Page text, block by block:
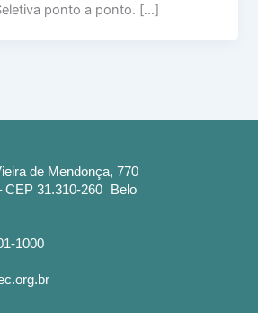
ponto a ponto. […]
de Mendonça, 770
CEP 31.310-260 Belo
1000